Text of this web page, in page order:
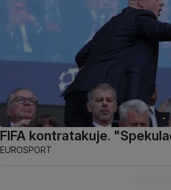
FIFA kontratakuje.
EUROSPORT